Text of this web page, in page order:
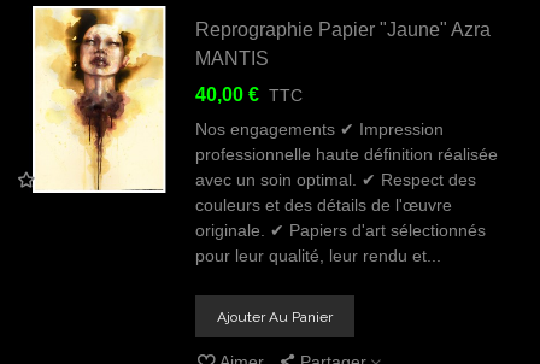
Reprographie Papier "Jaune" Azra
MANTIS
40,00 € TTC
Nos engagements ✔ Impression
professionnelle haute définition réalisée
avec un soin optimal. ✔ Respect des
couleurs et des détails de l'œuvre
originale. ✔ Papiers d'art sélectionnés
pour leur qualité, leur rendu et...
Ajouter Au Panier